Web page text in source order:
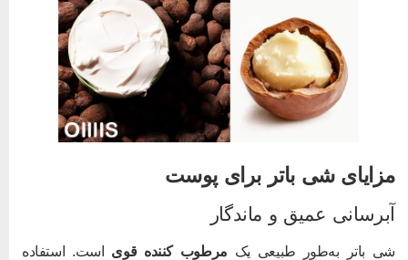
شی باتر برای پوست
عمیق و ماندگار
باتر به‌طور طبیعی یکمرطوب‌ کننده قویاست. استفاده